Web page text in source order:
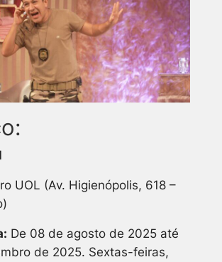
UOL (Av. Higienópolis, 618 –
De 08 de agosto de 2025 até
de 2025. Sextas-feiras,